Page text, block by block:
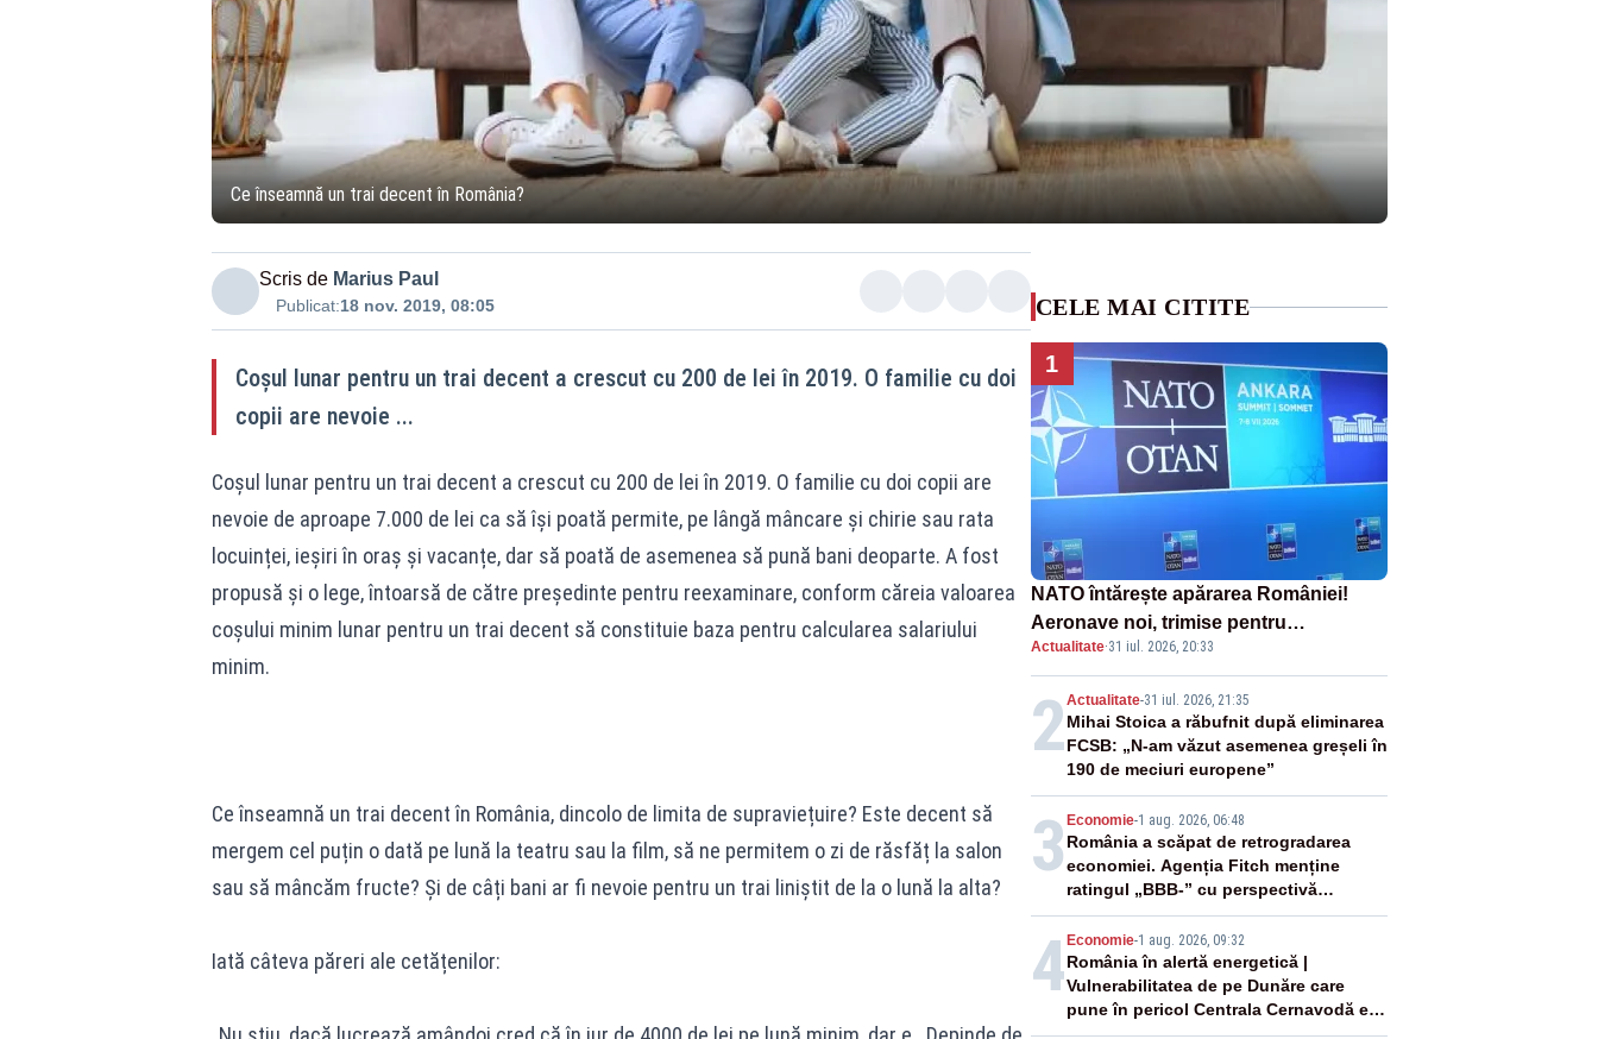
Ce înseamnă un trai decent în România?
Scris de Marius Paul
Publicat:18 nov. 2019, 08:05
Coșul lunar pentru un trai decent a crescut cu 200 de lei în 2019. O familie cu doi
copii are nevoie ...
Coșul lunar pentru un trai decent a crescut cu 200 de lei în 2019. O familie cu doi copii are
nevoie de aproape 7.000 de lei ca să își poată permite, pe lângă mâncare și chirie sau rata
locuinței, ieșiri în oraș și vacanțe, dar să poată de asemenea să pună bani deoparte. A fost
propusă și o lege, întoarsă de către președinte pentru reexaminare, conform căreia valoarea
coșului minim lunar pentru un trai decent să constituie baza pentru calcularea salariului
minim.
Ce înseamnă un trai decent în România, dincolo de limita de supraviețuire? Este decent să
mergem cel puțin o dată pe lună la teatru sau la film, să ne permitem o zi de răsfăț la salon
sau să mâncăm fructe? Și de câți bani ar fi nevoie pentru un trai liniștit de la o lună la alta?
Iată câteva păreri ale cetățenilor:
CELE MAI CITITE
1
NATO întărește apărarea României!
Aeronave noi, trimise pentru
interceptarea și distrugerea dronelor
Actualitate·31 iul. 2026, 20:33
2Actualitate-31 iul. 2026, 21:35
Mihai Stoica a răbufnit după eliminarea
FCSB: „N-am văzut asemenea greșeli în
190 de meciuri europene”
3 Economie-1 aug. 2026, 06:48
România a scăpat de retrogradarea
economiei. Agenția Fitch menține
ratingul „BBB-” cu perspectivă
negativă
4 Economie-1 aug. 2026, 09:32
România în alertă energetică |
Vulnerabilitatea de pe Dunăre care
pune în pericol Centrala Cernavodă era
cunoscută de pe vremea lui Ceaușescu